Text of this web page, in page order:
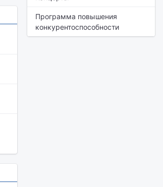
Программа повышения
конкурентоспособности